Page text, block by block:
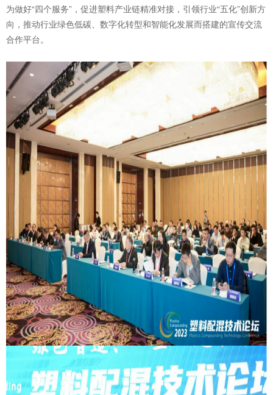
为做好“四个服务”，促进塑料产业链精准对接，引领行业“五化”创新方
向，推动行业绿色低碳、数字化转型和智能化发展而搭建的宣传交流
合作平台。